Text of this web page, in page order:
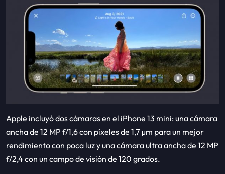
Apple incluyó dos cámaras en el iPhone 13 mini: una cámara
ancha de 12 MP f/1,6 con píxeles de 1,7 µm para un mejor
rendimiento con poca luz y una cámara ultra ancha de 12 MP
f/2,4 con un campo de visión de 120 grados.